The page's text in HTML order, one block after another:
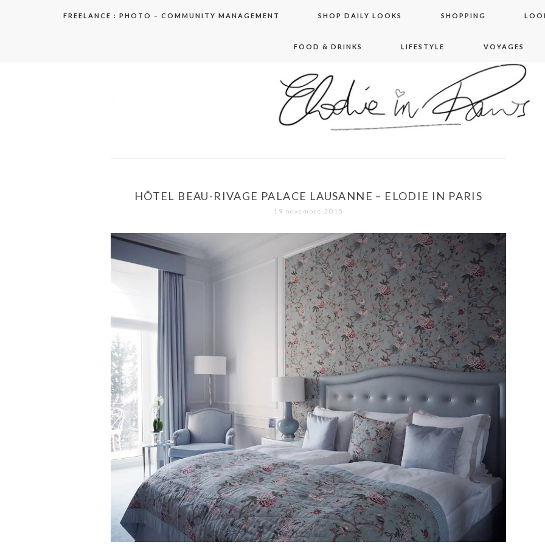
FREELANCE : PHOTO – COMMUNITY MANAGEMENT SHOP DAILY LOOKS SHOPPING
FOOD & DRINKS LIFESTYLE VOYAGES
elodie in paris
HÔTEL BEAU-RIVAGE PALACE LAUSANNE – ELODIE IN PARIS
19 novembre 2015